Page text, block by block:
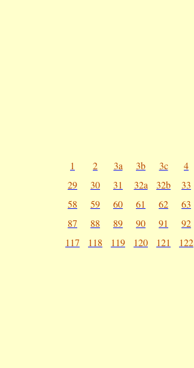
1 2 3a 3b 3c 4
29
30 31 32a 32b 33
58
59 60 61 62 63
87
88 89 90 91 92
117
118 119 120 121 122